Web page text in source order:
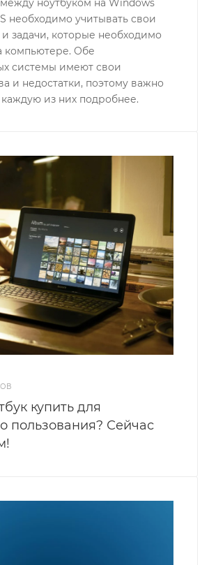
ноутбуком на Windows
необходимо учитывать свои
задачи, которые необходимо
компьютере. Обе
системы имеют свои
и недостатки, поэтому важно
из них подробнее.
купить для
пользования? Сейчас